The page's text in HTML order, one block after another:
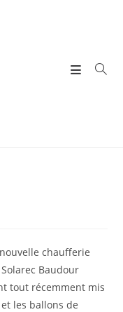
chaufferie
Baudour
tout récemment mis
les ballons de